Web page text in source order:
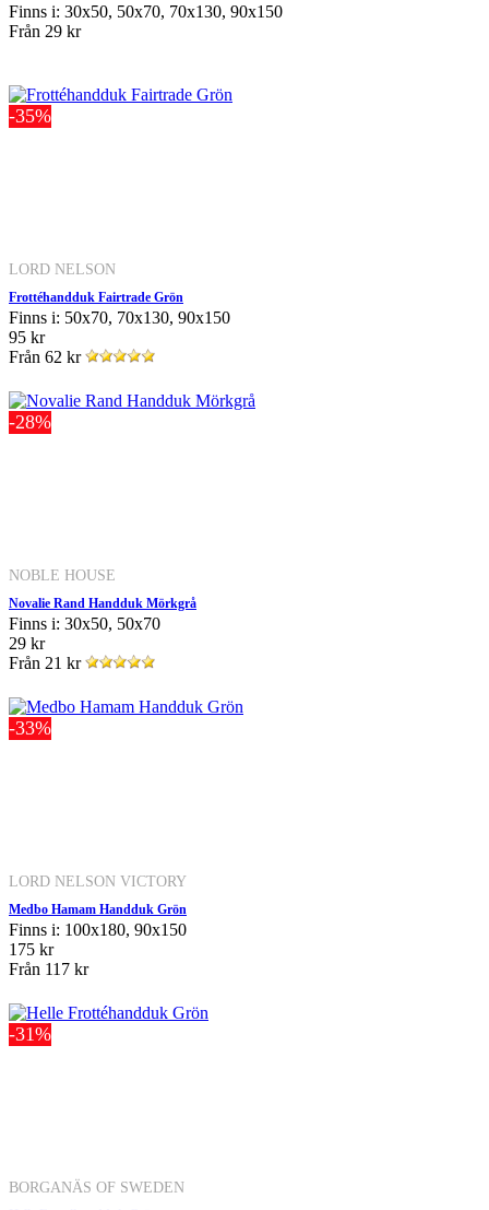
Finns i: 30x50, 50x70, 70x130, 90x150
Från 29 kr
-35%
LORD NELSON
Frottéhandduk Fairtrade Grön
Finns i: 50x70, 70x130, 90x150
95 kr
Från 62 kr
-28%
NOBLE HOUSE
Novalie Rand Handduk Mörkgrå
Finns i: 30x50, 50x70
29 kr
Från 21 kr
-33%
LORD NELSON VICTORY
Medbo Hamam Handduk Grön
Finns i: 100x180, 90x150
175 kr
Från 117 kr
-31%
BORGANÄS OF SWEDEN